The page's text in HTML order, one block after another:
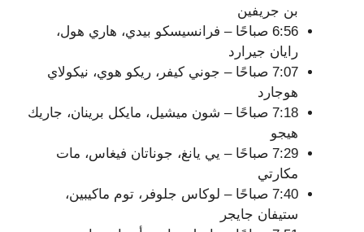
بن جريفين
6:56 صباحًا – فرانسيسكو بيدي، هاري هول،
رايان جيرارد
7:07 صباحًا – جوني كيفر، ريكو هوي، نيكولاي
هوجارد
7:18 صباحًا – شون ميشيل، مايكل برينان، جاريك
هيجو
7:29 صباحًا – يي يانغ، جوناتان فيغاس، مات
مكارتي
7:40 صباحًا – لوكاس جلوفر، توم ماكيبين،
ستيفان جايجر